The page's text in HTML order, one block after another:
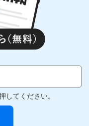
してください。